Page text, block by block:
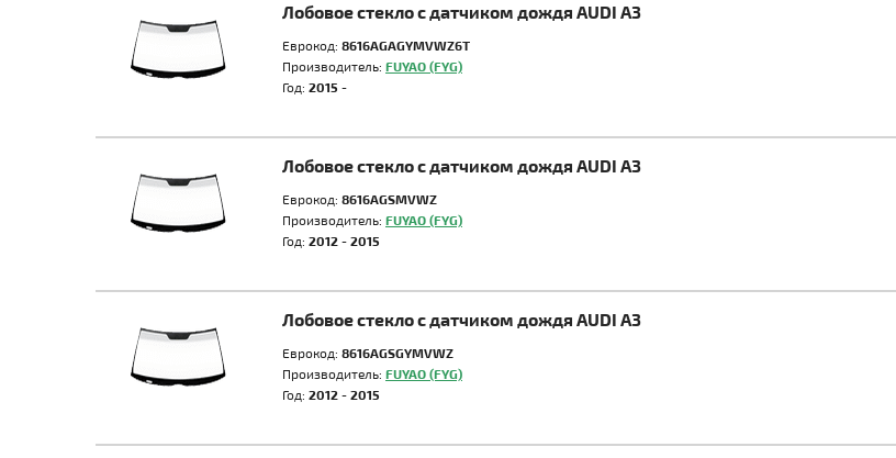
Лобовое стекло с датчиком дождя AUDI A3
Еврокод: 8616AGAGYMVWZ6T
Производитель: FUYAO (FYG)
Год: 2015 -
Лобовое стекло с датчиком дождя AUDI A3
Еврокод: 8616AGSMVWZ
Производитель: FUYAO (FYG)
Год: 2012 - 2015
Лобовое стекло с датчиком дождя AUDI A3
Еврокод: 8616AGSGYMVWZ
Производитель: FUYAO (FYG)
Год: 2012 - 2015